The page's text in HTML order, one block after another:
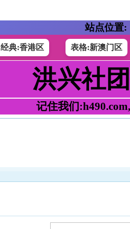
站点位置:
经典:香港区 表格:新澳门区
洪兴社
记住我们